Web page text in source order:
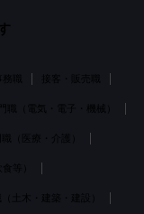
接客・販売職
職（電気・電子・機械）
職（医療・介護）
等）
（土木・建築・建設）